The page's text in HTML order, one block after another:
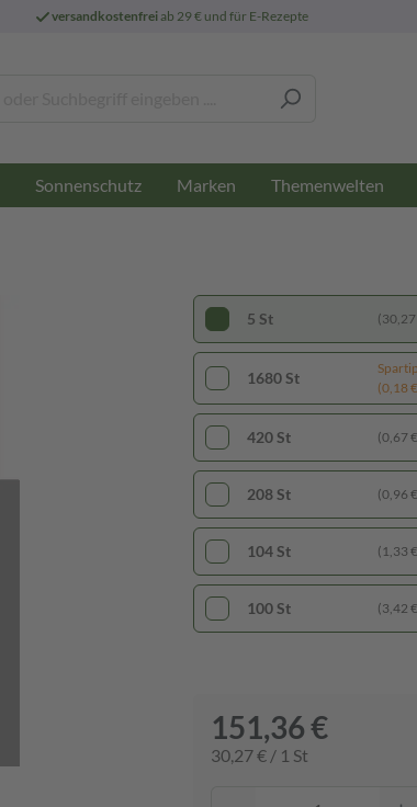
versandkostenfreiab 29 € und für E-Rezepte
Sonnenschutz Marken Themenwelten
1680 St
(0,18
420 St (0,67
208 St (0,96
104 St (1,33
100 St (3,42
5 St (30,27
151,36 €
30,27 € / 1 St